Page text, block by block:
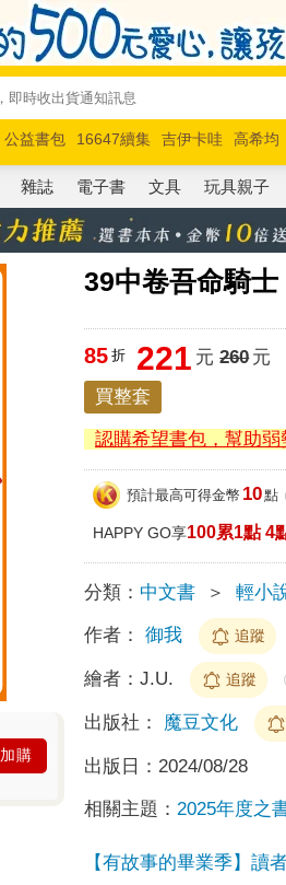
公益書包 16647續集 吉伊卡哇 高希均
馬斯克 玩具總動員5 超慢跑
雜誌 電子書 文具 玩具親子
39中卷吾命騎士
加購
85 折 221 元 260元
買整套
認購希望書包，幫助弱
預計最高可得金幣 10點
HAPPY GO享100累1點 4
分類： 中文書 ＞ 輕小
作者： 御我 追蹤
繪者：J.U. 追蹤
出版社： 魔豆文化
出版日： 2024/08/28
相關主題： 2025年度之
【有故事的畢業季】讀